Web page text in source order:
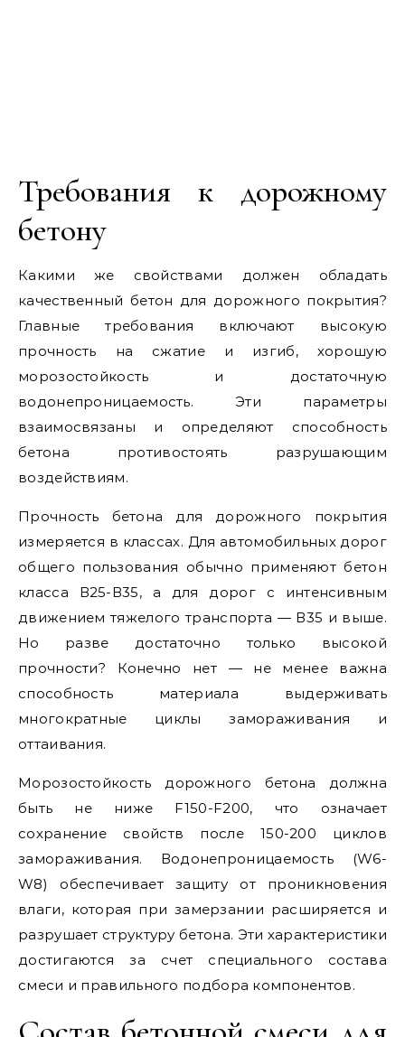
Требования к дорожному
бетону
Какими же свойствами должен обладать
качественный бетон для дорожного покрытия?
Главные требования включают высокую
прочность на сжатие и изгиб, хорошую
морозостойкость и достаточную
водонепроницаемость. Эти параметры
взаимосвязаны и определяют способность
бетона противостоять разрушающим
воздействиям.
Прочность бетона для дорожного покрытия
измеряется в классах. Для автомобильных дорог
общего пользования обычно применяют бетон
класса В25-В35, а для дорог с интенсивным
движением тяжелого транспорта — В35 и выше.
Но разве достаточно только высокой
прочности? Конечно нет — не менее важна
способность материала выдерживать
многократные циклы замораживания и
оттаивания.
Морозостойкость дорожного бетона должна
быть не ниже F150-F200, что означает
сохранение свойств после 150-200 циклов
замораживания. Водонепроницаемость (W6-
W8) обеспечивает защиту от проникновения
влаги, которая при замерзании расширяется и
разрушает структуру бетона. Эти характеристики
достигаются за счет специального состава
смеси и правильного подбора компонентов.